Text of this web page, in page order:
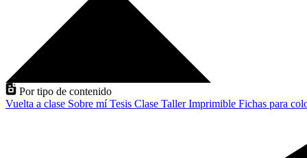
Por tipo de contenido
Vuelta a clase Sobre míTesis Clase TallerImprimible Fichas para